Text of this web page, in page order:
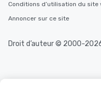
Conditions d’utilisation du site
Annoncer sur ce site
Droit d’auteur © 2000-